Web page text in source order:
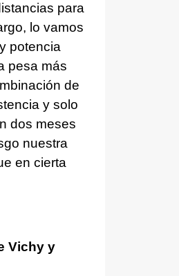
para
lo vamos
potencia
pesa más
de
y solo
dos meses
nuestra
en cierta
Vichy y